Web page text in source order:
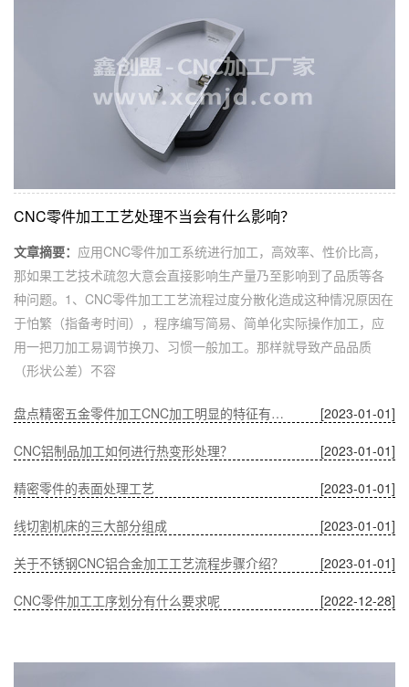
CNC零件加工工艺处理不当会有什么影响？
文章摘要： 应用CNC零件加工系统进行加工，高效率、性价比高，
那如果工艺技术疏忽大意会直接影响生产量乃至影响到了品质等各
种问题。1、CNC零件加工工艺流程过度分散化造成这种情况原因在
于怕繁（指备考时间），程序编写简易、简单化实际操作加工，应
用一把刀加工易调节换刀、习惯一般加工。那样就导致产品品质
（形状公差）不容
[2023-01-01]
盘点精密五金零件加工CNC加工明显的特征有哪些
[2023-01-01]
CNC铝制品加工如何进行热变形处理？
[2023-01-01]
精密零件的表面处理工艺
[2023-01-01]
线切割机床的三大部分组成
[2023-01-01]
关于不锈钢CNC铝合金加工工艺流程步骤介绍？
[2022-12-28]
CNC零件加工工序划分有什么要求呢